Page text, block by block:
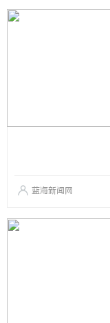
蓝海新闻网